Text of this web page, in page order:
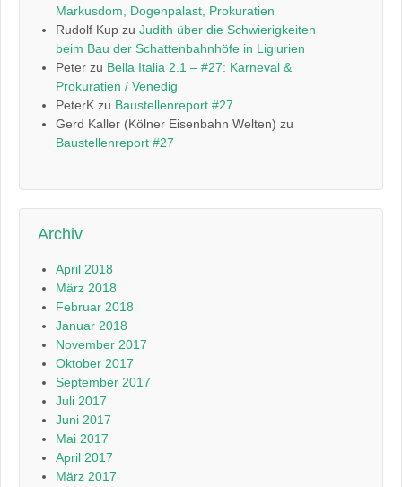
Markusdom, Dogenpalast, Prokuratien
Rudolf Kup zu Judith über die Schwierigkeiten
beim Bau der Schattenbahnhöfe in Ligiurien
Peter zu Bella Italia 2.1 – #27: Karneval &
Prokuratien / Venedig
PeterK zu Baustellenreport #27
Gerd Kaller (Kölner Eisenbahn Welten) zu
Baustellenreport #27
Archiv
April 2018
März 2018
Februar 2018
Januar 2018
November 2017
Oktober 2017
September 2017
Juli 2017
Juni 2017
Mai 2017
April 2017
März 2017